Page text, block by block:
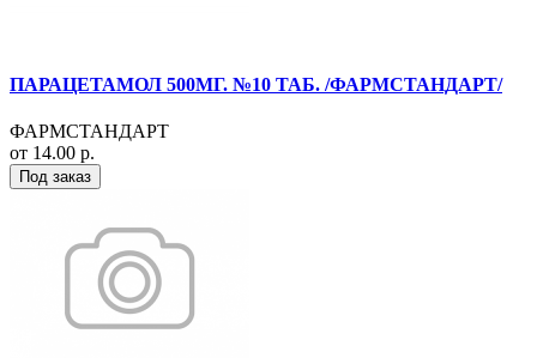
ПАРАЦЕТАМОЛ 500МГ. №10 ТАБ. /ФАРМСТАНДАРТ/
ФАРМСТАНДАРТ
от 14.00 р.
Под заказ